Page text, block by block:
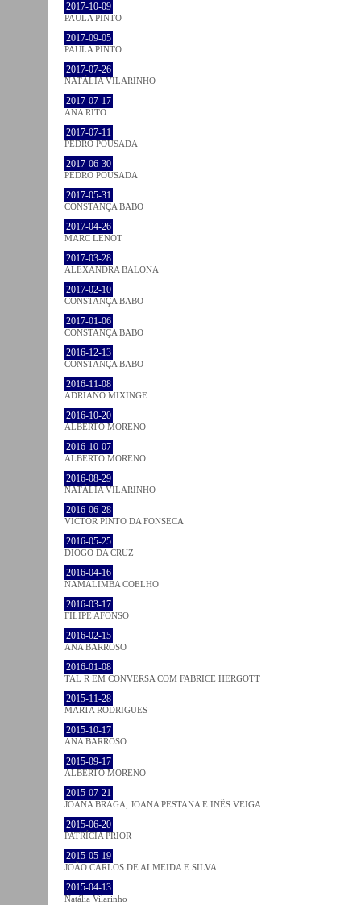
2017-10-09
PAULA PINTO
2017-09-05
PAULA PINTO
2017-07-26
NATÁLIA VILARINHO
2017-07-17
ANA RITO
2017-07-11
PEDRO POUSADA
2017-06-30
PEDRO POUSADA
2017-05-31
CONSTANÇA BABO
2017-04-26
MARC LENOT
2017-03-28
ALEXANDRA BALONA
2017-02-10
CONSTANÇA BABO
2017-01-06
CONSTANÇA BABO
2016-12-13
CONSTANÇA BABO
2016-11-08
ADRIANO MIXINGE
2016-10-20
ALBERTO MORENO
2016-10-07
ALBERTO MORENO
2016-08-29
NATÁLIA VILARINHO
2016-06-28
VICTOR PINTO DA FONSECA
2016-05-25
DIOGO DA CRUZ
2016-04-16
NAMALIMBA COELHO
2016-03-17
FILIPE AFONSO
2016-02-15
ANA BARROSO
2016-01-08
TAL R EM CONVERSA COM FABRICE HERGOTT
2015-11-28
MARTA RODRIGUES
2015-10-17
ANA BARROSO
2015-09-17
ALBERTO MORENO
2015-07-21
JOANA BRAGA, JOANA PESTANA E INÊS VEIGA
2015-06-20
PATRÍCIA PRIOR
2015-05-19
JOÃO CARLOS DE ALMEIDA E SILVA
2015-04-13
Natália Vilarinho